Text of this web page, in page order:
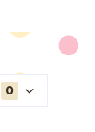
0